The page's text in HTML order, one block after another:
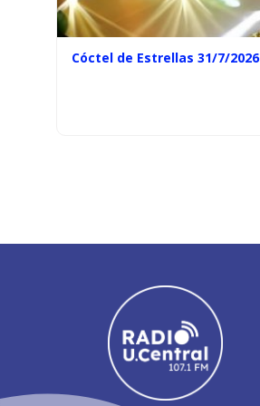
Cóctel de Estrellas 31/7/2026